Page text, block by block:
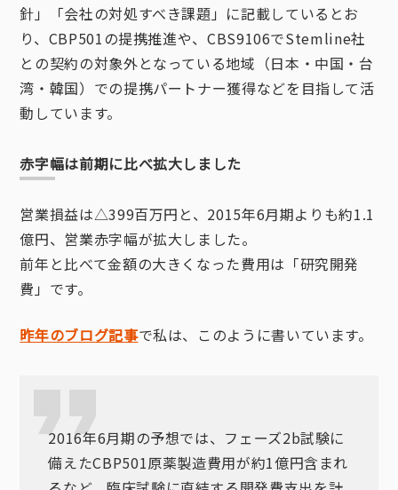
針」「会社の対処すべき課題」に記載しているとお
り、CBP501の提携推進や、CBS9106でStemline社
との契約の対象外となっている地域（日本・中国・台
湾・韓国）での提携パートナー獲得などを目指して活
動しています。
赤字幅は前期に比べ拡大しました
営業損益は△399百万円と、2015年6月期よりも約1.1
億円、営業赤字幅が拡大しました。
前年と比べて金額の大きくなった費用は「研究開発
費」です。
昨年のブログ記事で私は、このように書いています。
2016年6月期の予想では、フェーズ2b試験に
備えたCBP501原薬製造費用が約1億円含まれ